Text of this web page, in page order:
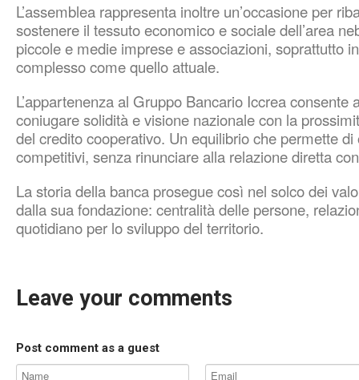
L’assemblea rappresenta inoltre un’occasione per
sostenere il tessuto economico e sociale dell’area
piccole e medie imprese e associazioni, soprattutto
complesso come quello attuale.
L’appartenenza al Gruppo Bancario Iccreaconsente
coniugare solidità e visione nazionale con la
del credito cooperativo. Un equilibrio che permette
competitivi, senza rinunciare alla relazione diretta
La storia della banca prosegue così nel solco dei
dalla sua fondazione: centralità delle persone,
quotidiano per lo sviluppo del territorio.
Leave your comments
Post comment as a guest